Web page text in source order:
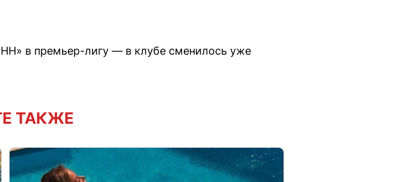
в премьер-лигу — в клубе сменилось уже
ТАКЖЕ